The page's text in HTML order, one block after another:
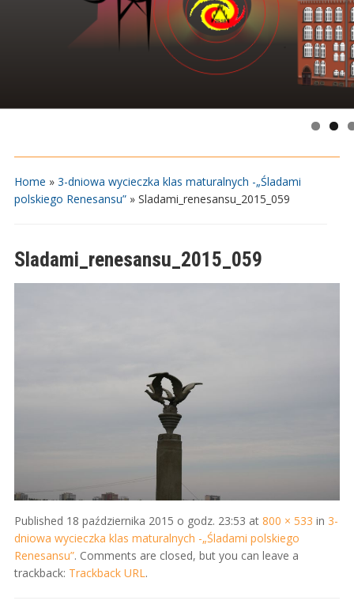
Home » 3-dniowa wycieczka klas maturalnych -„Śladami
polskiego Renesansu”» Sladami_renesansu_2015_059
Sladami_renesansu_2015_059
Published 18 października 2015 o godz. 23:53 at 800 × 533 in 3-
dniowa wycieczka klas maturalnych -„Śladami polskiego
Renesansu”. Comments are closed, but you can leave a
trackback: Trackback URL .